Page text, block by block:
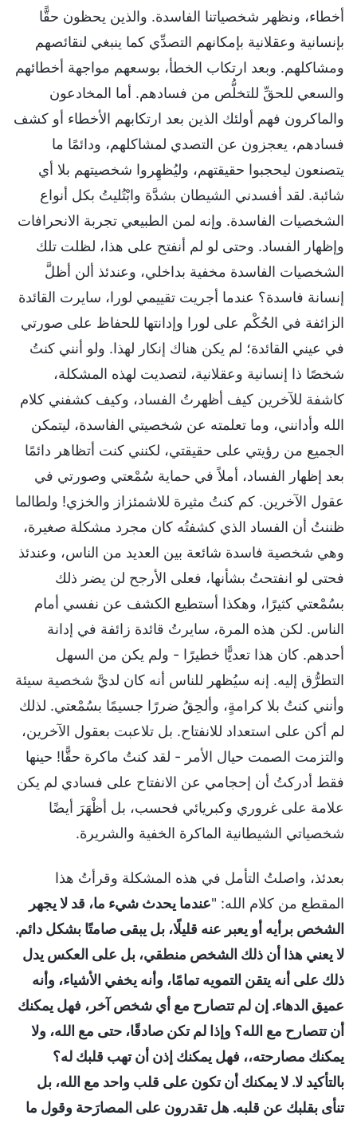
أخطاء، ونظهر شخصياتنا الفاسدة. والذين يحظون حقًّا
بإنسانية وعقلانية بإمكانهم التصدِّي كما ينبغي لنقائصهم
ومشاكلهم. وبعد ارتكاب الخطأ، بوسعهم مواجهة أخطائهم
والسعي للحقِّ للتخلُّص من فسادهم. أما المخادعون
والماكرون فهم أولئك الذين بعد ارتكابهم الأخطاء أو كشف
فسادهم، يعجزون عن التصدي لمشاكلهم، ودائمًا ما
يتصنعون ليحجبوا حقيقتهم، وليُظهِروا شخصيتهم بلا أي
شائبة. لقد أفسدني الشيطان بشدَّة وابْتُليتُ بكل أنواع
الشخصيات الفاسدة. وإنه لمن الطبيعي تجربة الانحرافات
وإظهار الفساد. وحتى لو لم أنفتح على هذا، لظلت تلك
الشخصيات الفاسدة مخفية بداخلي، وعندئذ ألن أظلَّ
إنسانة فاسدة؟ عندما أجريت تقييمي لورا، سايرت القائدة
الزائفة في الحُكْم على لورا وإدانتها للحفاظ على صورتي
في عيني القائدة؛ لم يكن هناك إنكار لهذا. ولو أنني كنتُ
شخصًا ذا إنسانية وعقلانية، لتصديت لهذه المشكلة،
كاشفة للآخرين كيف أظهرتُ الفساد، وكيف كشفني كلام
الله وأدانني، وما تعلمته عن شخصيتي الفاسدة، ليتمكن
الجميع من رؤيتي على حقيقتي، لكنني كنت أتظاهر دائمًا
بعد إظهار الفساد، أملاً في حماية سُمْعتي وصورتي في
عقول الآخرين. كم كنتُ مثيرة للاشمئزاز والخزي! ولطالما
ظننتُ أن الفساد الذي كشفتُه كان مجرد مشكلة صغيرة،
وهي شخصية فاسدة شائعة بين العديد من الناس، وعندئذ
فحتى لو انفتحتُ بشأنها، فعلى الأرجح لن يضر ذلك
بسُمْعتي كثيرًا، وهكذا أستطيع الكشف عن نفسي أمام
الناس. لكن هذه المرة، سايرتُ قائدة زائفة في إدانة
أحدهم. كان هذا تعديًّا خطيرًا - ولم يكن من السهل
التطرُّق إليه. إنه سيُظهر للناس أنه كان لديَّ شخصية سيئة
وأنني كنتُ بلا كرامةٍ، وألحِقُ ضررًا جسيمًا بسُمْعتي. لذلك
لم أكن على استعداد للانفتاح. بل تلاعبت بعقول الآخرين،
والتزمت الصمت حيال الأمر - لقد كنتُ ماكرة حقًّا! حينها
فقط أدركتُ أن إحجامي عن الانفتاح على فسادي لم يكن
علامة على غروري وكبريائي فحسب، بل أظْهَرَ أيضًا
شخصياتي الشيطانية الماكرة الخفية والشريرة.
بعدئذ، واصلتُ التأمل في هذه المشكلة وقرأتُ هذا
المقطع من كلام الله: "عندما يحدث شيء ما، قد لا يجهر
الشخص برأيه أو يعبر عنه قليلًا، بل يبقى صامتًا بشكل دائم.
لا يعني هذا أن ذلك الشخص منطقي، بل على العكس يدل
ذلك على أنه يتقن التمويه تمامًا، وأنه يخفي الأشياء، وأنه
عميق الدهاء. إن لم تتصارح مع أي شخص آخر، فهل يمكنك
أن تتصارح مع الله؟ وإذا لم تكن صادقًا، حتى مع الله، ولا
يمكنك مصارحته،، فهل يمكنك إذن أن تهب قلبك له؟
بالتأكيد لا. لا يمكنك أن تكون على قلب واحد مع الله، بل
تنأى بقلبك عن قلبه. هل تقدرون على المصارَحة وقول ما